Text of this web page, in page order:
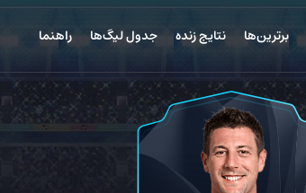
برترین‌ها نتایج زنده جدول لیگ‌ها راهنما